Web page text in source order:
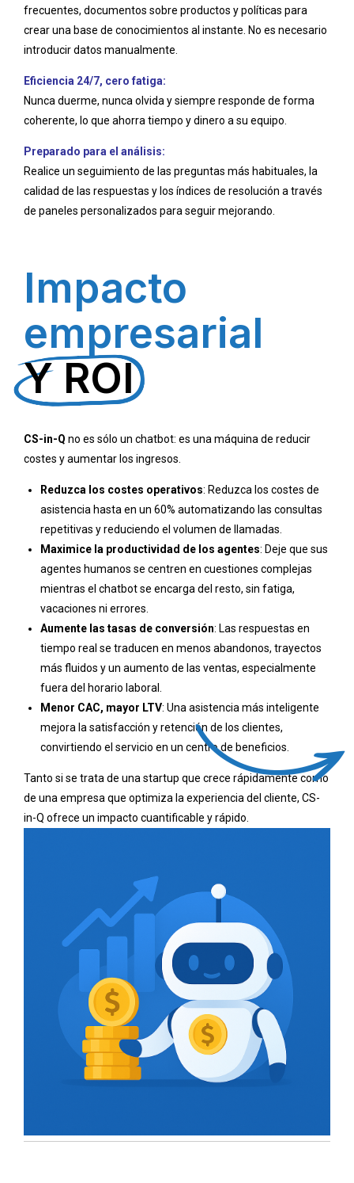
frecuentes, documentos sobre productos y políticas para
crear una base de conocimientos al instante. No es necesario
introducir datos manualmente.
Eficiencia 24/7, cero fatiga:
Nunca duerme, nunca olvida y siempre responde de forma
coherente, lo que ahorra tiempo y dinero a su equipo.
Preparado para el análisis:
Realice un seguimiento de las preguntas más habituales, la
calidad de las respuestas y los índices de resolución a través
de paneles personalizados para seguir mejorando.
Impacto
empresarial
Y ROI
CS-in-Q no es sólo un chatbot: es una máquina de reducir
costes y aumentar los ingresos.
Reduzca los costes operativos: Reduzca los costes de
asistencia hasta en un 60% automatizando las consultas
repetitivas y reduciendo el volumen de llamadas.
Maximice la productividad de los agentes: Deje que sus
agentes humanos se centren en cuestiones complejas
mientras el chatbot se encarga del resto, sin fatiga,
vacaciones ni errores.
Aumente las tasas de conversión: Las respuestas en
tiempo real se traducen en menos abandonos, trayectos
más fluidos y un aumento de las ventas, especialmente
fuera del horario laboral.
Menor CAC, mayor LTV: Una asistencia más inteligente
mejora la satisfacción y retención de los clientes,
convirtiendo el servicio en un centro de beneficios.
Tanto si se trata de una startup que crece rápidamente como
de una empresa que optimiza la experiencia del cliente, CS-
in-Q ofrece un impacto cuantificable y rápido.